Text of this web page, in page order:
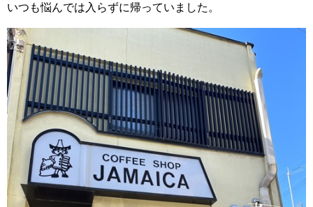
いつも悩んでは入らずに帰っていました。